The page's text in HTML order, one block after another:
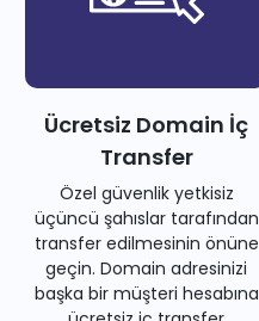
Ücretsiz Domain İç
Transfer
Özel güvenlik yetkisiz
üçüncü şahıslar tarafından
transfer edilmesinin önüne
geçin. Domain adresinizi
başka bir müşteri hesabına